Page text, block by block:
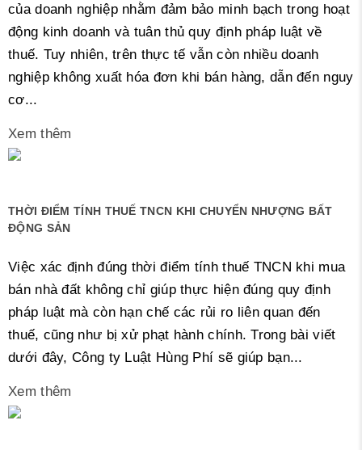
của doanh nghiệp nhằm đảm bảo minh bạch trong hoạt
động kinh doanh và tuân thủ quy định pháp luật về
thuế. Tuy nhiên, trên thực tế vẫn còn nhiều doanh
nghiệp không xuất hóa đơn khi bán hàng, dẫn đến nguy
cơ...
Xem thêm
THỜI ĐIỂM TÍNH THUẾ TNCN KHI CHUYỂN NHƯỢNG BẤT
ĐỘNG SẢN
Việc xác định đúng thời điểm tính thuế TNCN khi mua
bán nhà đất không chỉ giúp thực hiện đúng quy định
pháp luật mà còn hạn chế các rủi ro liên quan đến
thuế, cũng như bị xử phạt hành chính. Trong bài viết
dưới đây, Công ty Luật Hùng Phí sẽ giúp bạn...
Xem thêm